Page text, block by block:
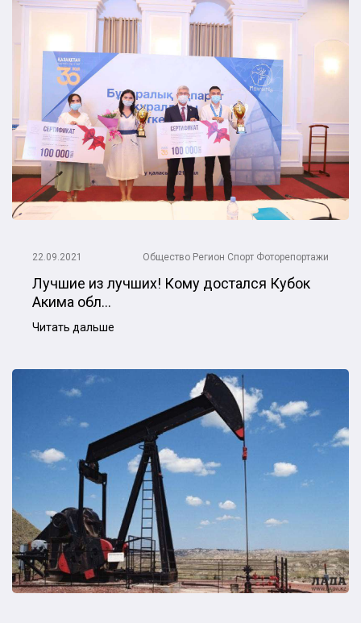
22.09.2021 Общество Регион Спорт Фоторепортажи
Лучшие из лучших! Кому достался Кубок
Акима обл...
Читать дальше